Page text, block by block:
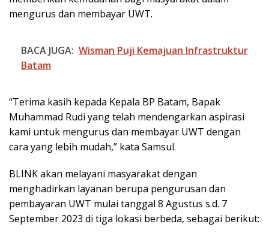
mengurus dan membayar UWT.
BACA JUGA: Wisman Puji Kemajuan Infrastruktur
Batam
“Terima kasih kepada Kepala BP Batam, Bapak
Muhammad Rudi yang telah mendengarkan aspirasi
kami untuk mengurus dan membayar UWT dengan
cara yang lebih mudah,” kata Samsul.
BLINK akan melayani masyarakat dengan
menghadirkan layanan berupa pengurusan dan
pembayaran UWT mulai tanggal 8 Agustus s.d. 7
September 2023 di tiga lokasi berbeda, sebagai berikut: